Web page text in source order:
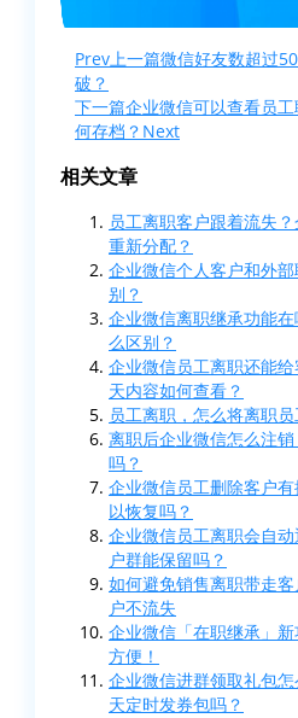
Prev上一篇微信好友数超过
破？
下一篇企业微信可以查看员
何存档？ Next
相关文章
员工离职客户跟着流失
重新分配？
企业微信个人客户和外
别？
企业微信离职继承功能
么区别？
企业微信员工离职还能
天内容如何查看？
员工离职，怎么将离职
离职后企业微信怎么注
吗？
企业微信员工删除客户
以恢复吗？
企业微信员工离职会自
户群能保留吗？
如何避免销售离职带走
户不流失
企业微信「在职继承」
方便！
企业微信进群领取礼包
天定时发券包吗？